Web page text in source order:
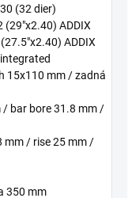
(32 dier)
(29"x2.40) ADDIX
ADDIX
15x110 mm / zadná
/ bar bore 31.8 mm /
mm / rise 25 mm /
350 mm